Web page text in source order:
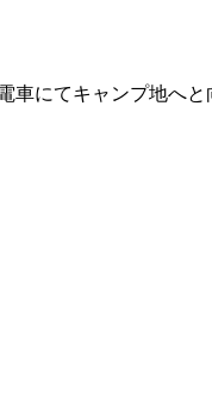
にてキャンプ地へと